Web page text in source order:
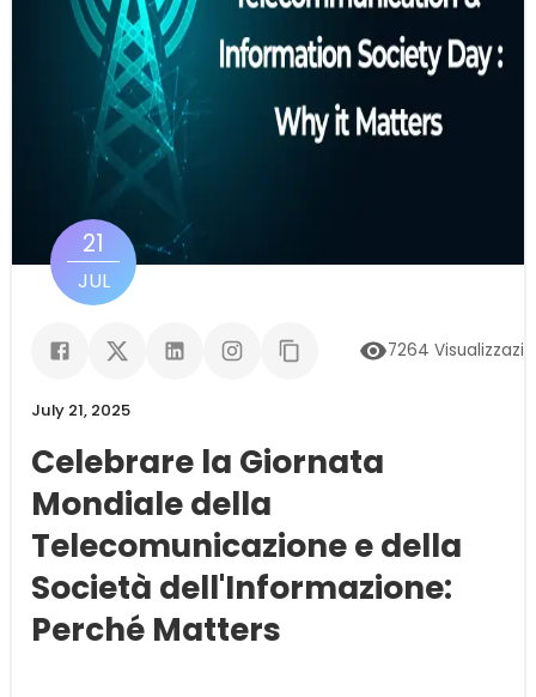
21
JUL
7264
July 21, 2025
Celebrare la Giornata
Mondiale della
Telecomunicazione e della
Società dell'Informazione:
Perché Matters